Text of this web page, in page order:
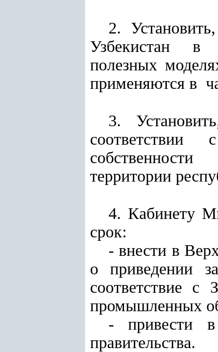
2.
Узбекистан в
полезных
применяются в
3.
территории
4. Кабинету
срок:
- внести в
о приведении
соответствие с
промышленных
- привести в
правительства.